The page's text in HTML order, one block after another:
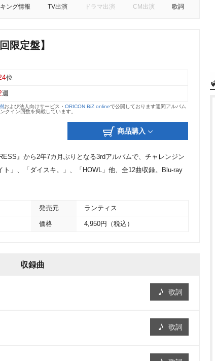
ング情報 TV出演 ドラマ出演 CM出演 歌詞
限定盤】
位
週
および法人向けサービス・ ORICON BiZ onlineで公開しております週間アルバム
クイン回数を掲載しています。
商品購入
』から2年7カ月ぶりとなる3rdアルバムで、チャレンジン
」、「ダイスキ。」、「HOWL」他、全12曲収録。Blu-ray
発売元 ランティス
価格 4,950円（税込）
収録曲
歌詞
歌詞